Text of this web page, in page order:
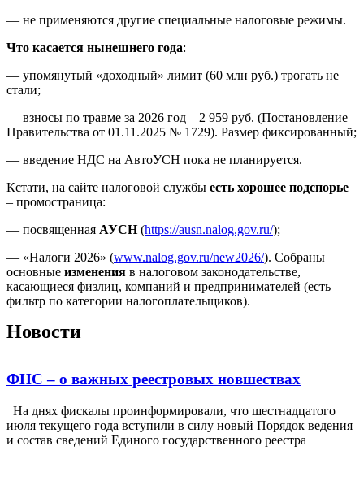
— не применяются другие специальные налоговые режимы.
Что касается нынешнего года:
— упомянутый «доходный» лимит (60 млн руб.) трогать не
стали;
— взносы по травме за 2026 год – 2 959 руб. (Постановление
Правительства от 01.11.2025 № 1729). Размер фиксированный;
— введение НДС на АвтоУСН пока не планируется.
Кстати, на сайте налоговой службы есть хорошее подспорье
– промостраница:
— посвященная АУСН(https://ausn.nalog.gov.ru/);
— «Налоги 2026» (www.nalog.gov.ru/new2026/). Собраны
основные изменения в налоговом законодательстве,
касающиеся физлиц, компаний и предпринимателей (есть
фильтр по категории налогоплательщиков).
Новости
ФНС – о важных реестровых новшествах
На днях фискалы проинформировали, что шестнадцатого
июля текущего года вступили в силу новый Порядок ведения
и состав сведений Единого государственного реестра